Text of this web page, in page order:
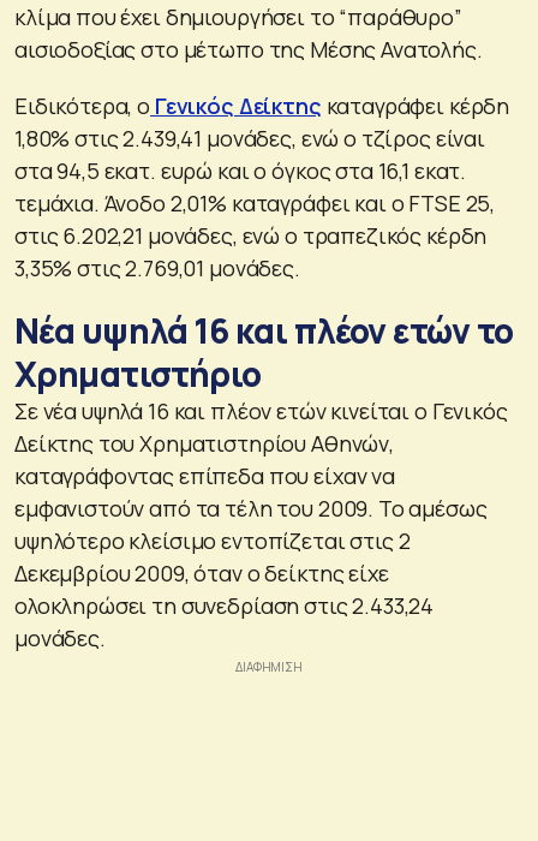
κλίμα που έχει δημιουργήσει το “παράθυρο”
αισιοδοξίας στο μέτωπο της Μέσης Ανατολής.
Ειδικότερα, ο Γενικός Δείκτης καταγράφει κέρδη
1,80% στις 2.439,41 μονάδες, ενώ ο τζίρος είναι
στα 94,5 εκατ. ευρώ και ο όγκος στα 16,1 εκατ.
τεμάχια. Άνοδο 2,01% καταγράφει και ο FTSE 25,
στις 6.202,21 μονάδες, ενώ ο τραπεζικός κέρδη
3,35% στις 2.769,01 μονάδες.
Νέα υψηλά 16 και πλέον ετών το
Χρηματιστήριο
Σε νέα υψηλά 16 και πλέον ετών κινείται ο Γενικός
Δείκτης του Χρηματιστηρίου Αθηνών,
καταγράφοντας επίπεδα που είχαν να
εμφανιστούν από τα τέλη του 2009. Το αμέσως
υψηλότερο κλείσιμο εντοπίζεται στις 2
Δεκεμβρίου 2009, όταν ο δείκτης είχε
ολοκληρώσει τη συνεδρίαση στις 2.433,24
μονάδες.